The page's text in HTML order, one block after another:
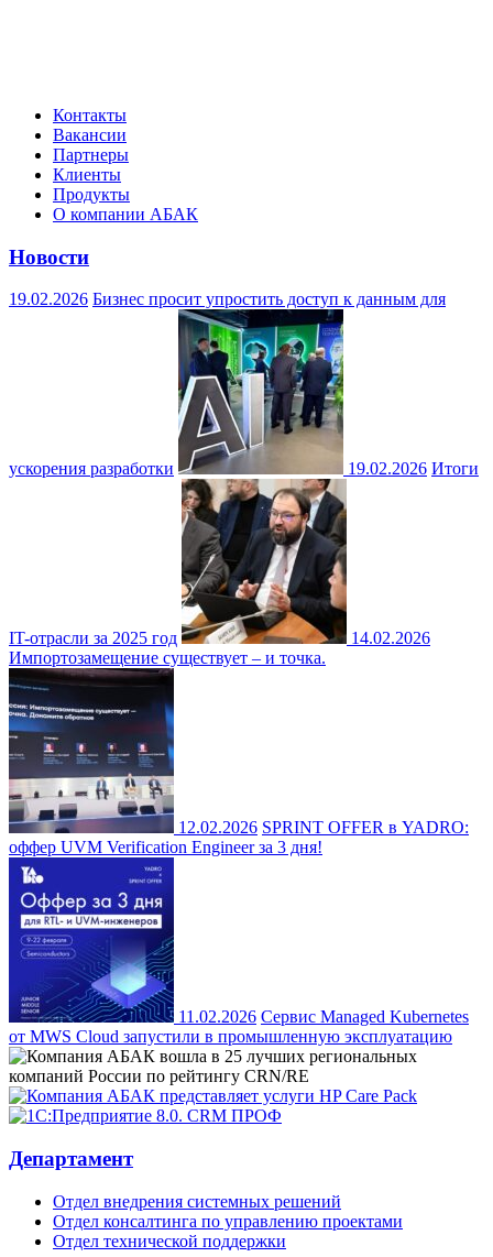
Контакты
Вакансии
Партнеры
Клиенты
Продукты
О компании АБАК
Новости
19.02.2026 Бизнес просит упростить доступ к данным для
ускорения разработки 19.02.2026 Итоги
IT-отрасли за 2025 год
14.02.2026
Импортозамещение существует – и точка.
12.02.2026 SPRINT OFFER в YADRO:
оффер UVM Verification Engineer за 3 дня!
11.02.2026 Сервис Managed Kubernetes
от MWS Cloud запустили в промышленную эксплуатацию
Департамент
Отдел внедрения системных решений
Отдел консалтинга по управлению проектами
Отдел технической поддержки